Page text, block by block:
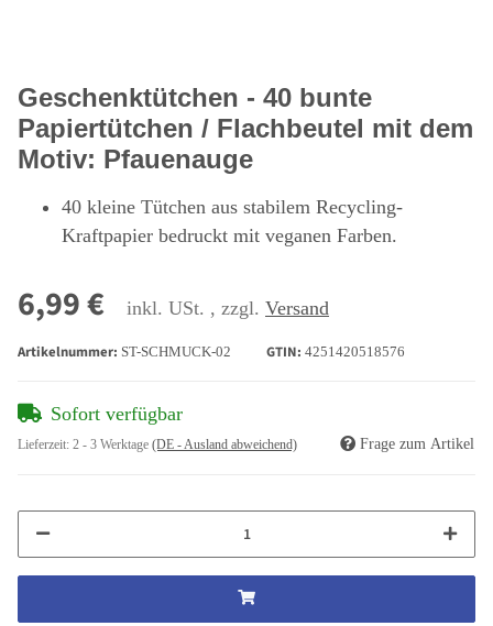
Geschenktütchen - 40 bunte
Papiertütchen / Flachbeutel mit dem
Motiv: Pfauenauge
40 kleine Tütchen aus stabilem Recycling-
Kraftpapier bedruckt mit veganen Farben.
6,99 € inkl. USt. , zzgl. Versand
Artikelnummer: ST-SCHMUCK-02 GTIN: 4251420518576
Sofort verfügbar
Lieferzeit: 2 - 3 Werktage (DE - Ausland abweichend) Frage zum Artikel